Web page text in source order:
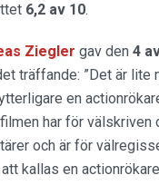
6,2 av 10.
Ziegler gav den 4
träffande: ”Det är lite
en
har för välskriven
och är för
kallas en